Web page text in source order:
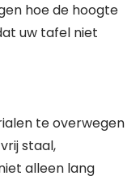
hoe de hoogte
uw tafel niet
te overwegen
staal,
alleen lang